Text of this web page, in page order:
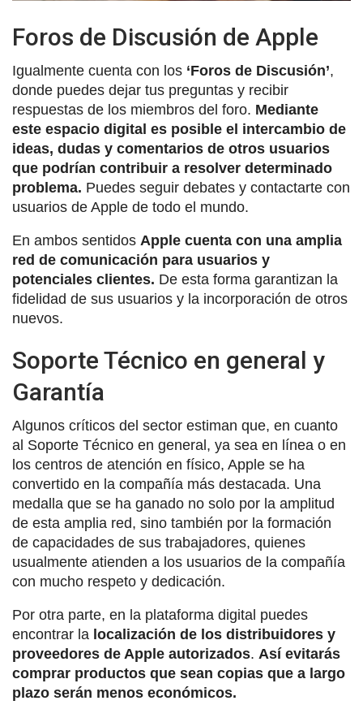
Foros de Discusión de Apple
Igualmente cuenta con los ‘Foros de Discusión’,
donde puedes dejar tus preguntas y recibir
respuestas de los miembros del foro. Mediante
este espacio digital es posible el intercambio de
ideas, dudas y comentarios de otros usuarios
que podrían contribuir a resolver determinado
problema. Puedes seguir debates y contactarte con
usuarios de Apple de todo el mundo.
En ambos sentidos Apple cuenta con una amplia
red de comunicación para usuarios y
potenciales clientes. De esta forma garantizan la
fidelidad de sus usuarios y la incorporación de otros
nuevos.
Soporte Técnico en general y
Garantía
Algunos críticos del sector estiman que, en cuanto
al Soporte Técnico en general, ya sea en línea o en
los centros de atención en físico, Apple se ha
convertido en la compañía más destacada. Una
medalla que se ha ganado no solo por la amplitud
de esta amplia red, sino también por la formación
de capacidades de sus trabajadores, quienes
usualmente atienden a los usuarios de la compañía
con mucho respeto y dedicación.
Por otra parte, en la plataforma digital puedes
encontrar la localización de los distribuidores y
proveedores de Apple autorizados. Así evitarás
comprar productos que sean copias que a largo
plazo serán menos económicos.